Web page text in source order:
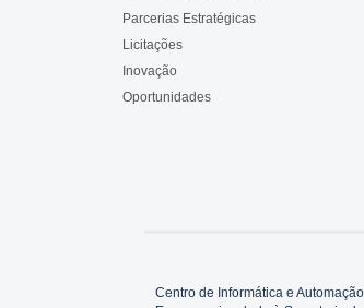
Parcerias Estratégicas
Licitações
Inovação
Oportunidades
Centro de Informática e